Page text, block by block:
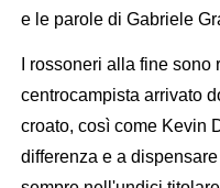
e le parole di Gabriele
I rossoneri alla fine
centrocampista arrivato
croato, così come Kevin
differenza e a